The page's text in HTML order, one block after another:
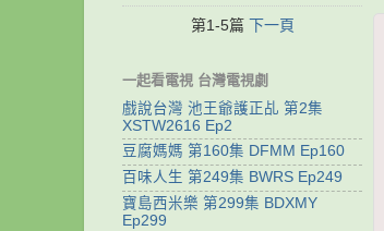
第1-5篇 下一頁
一起看電視 台灣電視劇
戲說台灣 池王爺護正乩 第2集
XSTW2616 Ep2
豆腐媽媽 第160集 DFMM Ep160
百味人生 第249集 BWRS Ep249
寶島西米樂 第299集 BDXMY
Ep299